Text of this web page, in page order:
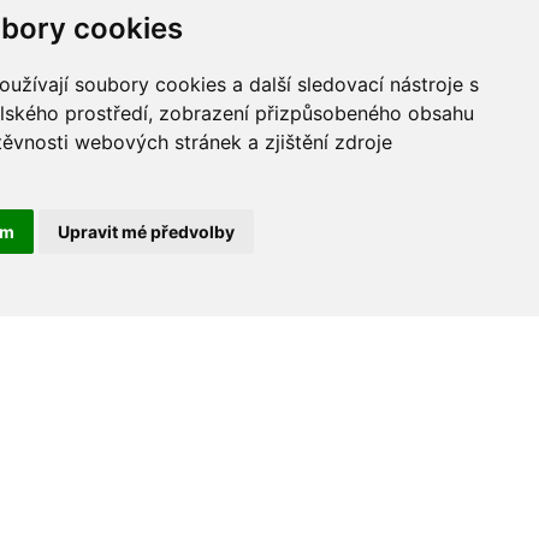
cookies
soubory cookies a další sledovací nástroje s
prostředí, zobrazení přizpůsobeného obsahu
webových stránek a zjištění zdroje
Upravit mé předvolby
ODKAZY
Ministerstvo školství
Pardubický kraj
Prohlášení o přístupnosti